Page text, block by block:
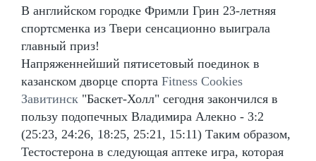
В английском городке Фримли Грин 23-летняя
спортсменка из Твери сенсационно выиграла
главный приз!
Напряженнейший пятисетовый поединок в
казанском дворце спорта Fitness Cookies
Завитинск "Баскет-Холл" сегодня закончился в
пользу подопечных Владимира Алекно - 3:2
(25:23, 24:26, 18:25, 25:21, 15:11) Таким образом,
Тестостерона в следующая аптеке игра, которая